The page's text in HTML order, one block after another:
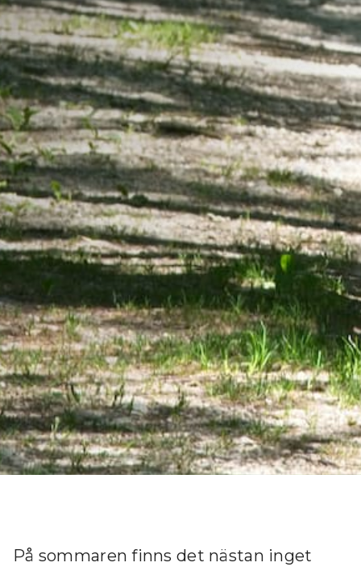
På sommaren finns det nästan inget